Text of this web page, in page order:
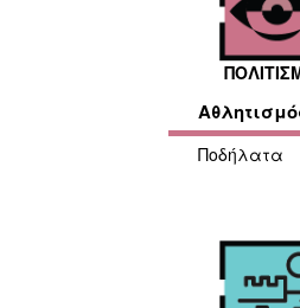
Ποδήλατα